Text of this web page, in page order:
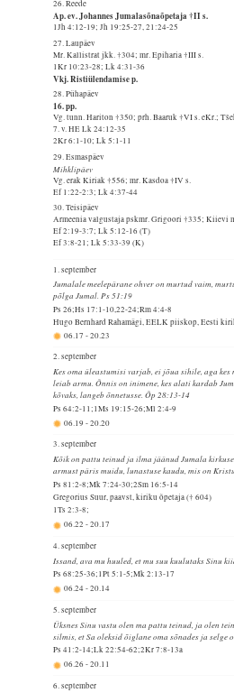
26. Reede
Ap. ev. Johannes Jumalasõnaõpetaja †II s.
1Jh 4:12-19; Jh 19:25-27, 21:24-25
27. Laupäev
Mr. Kallistrat jkk. †304; mr. Epiharia †III s.
1Kr 10:23-28; Lk 4:31-36
Vkj. Ristiülendamise p.
28. Pühapäev
16. pp.
Vg. tunn. Hariton †350; prh. Baaruk †VI s. eKr.;
7. v. HE Lk 24:12-35
2Kr 6:1-10; Lk 5:1-11
29. Esmaspäev
Mihklipäev
Vg. erak Kiriak †556; mr. Kasdoa †IV s.
Ef 1:22-2:3; Lk 4:37-44
30. Teisipäev
Armeenia valgustaja pskmr. Grigoori †335; Kiievi
Ef 2:19-3:7; Lk 5:12-16 (T)
Ef 3:8-21; Lk 5:33-39 (K)
1. september
Jumalale meelepärane ohver on murtud vaim,
põlga Jumal. Ps 51:19
Ps 26;Hs 17:1-10,22-24;Rm 4:4-8
Hugo Bernhard Rahamägi, EELK piiskop, Eesti
06.17-20.23
2. september
Kes oma üleastumisi varjab, ei jõua sihile, aga
leiab armu. Õnnis on inimene, kes alati kardab
kõvaks, langeb õnnetusse. Õp 28:13-14
Ps 64:2-11;1Ms 19:15-26;Ml 2:4-9
06.19-20.20
3. september
Kõik on pattu teinud ja ilma jäänud Jumala
armust päris muidu, lunastuse kaudu, mis on
Ps 81:2-8;Mk 7:24-30;2Sm 16:5-14
Gregorius Suur, paavst, kiriku õpetaja († 604)
1Ts 2:3-8;
06.22-20.17
4. september
Issand, ava mu huuled, et mu suu kuulutaks Sinu
Ps 68:25-36;1Pt 5:1-5;Mk 2:13-17
06.24-20.14
5. september
Üksnes Sinu vastu olen ma pattu teinud, ja olen
silmis, et Sa oleksid õiglane oma sõnades ja selge
Ps 41:2-14;Lk 22:54-62;2Kr 7:8-13a
06.26-20.11
6. september